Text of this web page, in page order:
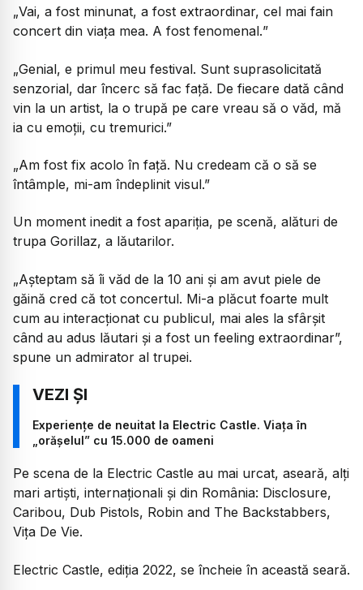
„Vai, a fost minunat, a fost extraordinar, cel mai fain
concert din viața mea. A fost fenomenal.”
„Genial, e primul meu festival. Sunt suprasolicitată
senzorial, dar încerc să fac față. De fiecare dată când
vin la un artist, la o trupă pe care vreau să o văd, mă
ia cu emoții, cu tremurici.”
„Am fost fix acolo în față. Nu credeam că o să se
întâmple, mi-am îndeplinit visul.”
Un moment inedit a fost apariția, pe scenă, alături de
trupa Gorillaz, a lăutarilor.
„Așteptam să îi văd de la 10 ani și am avut piele de
găină cred că tot concertul. Mi-a plăcut foarte mult
cum au interacționat cu publicul, mai ales la sfârșit
când au adus lăutari și a fost un feeling extraordinar”,
spune un admirator al trupei.
Experiențe de neuitat la Electric Castle. Viața în
„orășelul” cu 15.000 de oameni
Pe scena de la Electric Castle au mai urcat, aseară, alți
mari artiști, internaționali și din România: Disclosure,
Caribou, Dub Pistols, Robin and The Backstabbers,
Vița De Vie.
Electric Castle, ediția 2022, se încheie în această seară.